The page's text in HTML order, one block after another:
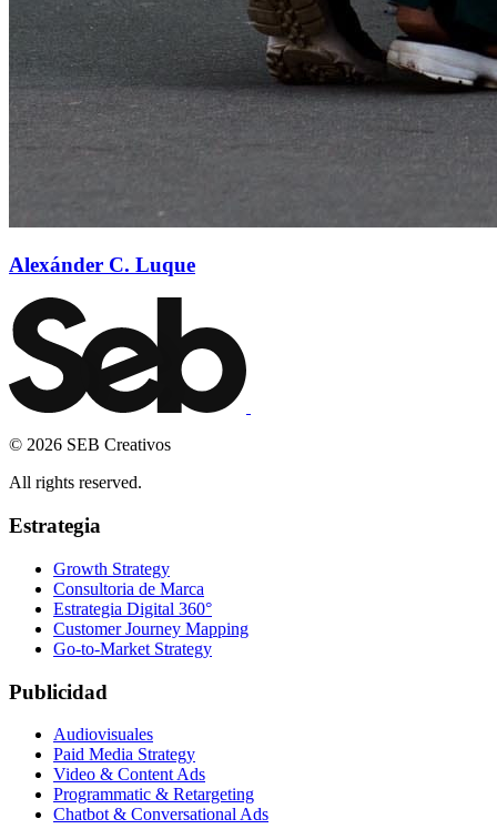
Alexánder C. Luque
© 2026 SEB Creativos
All rights reserved.
Estrategia
Growth Strategy
Consultoria de Marca
Estrategia Digital 360°
Customer Journey Mapping
Go-to-Market Strategy
Publicidad
Audiovisuales
Paid Media Strategy
Video & Content Ads
Programmatic & Retargeting
Chatbot & Conversational Ads